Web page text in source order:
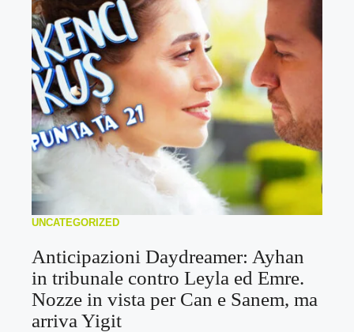
UNCATEGORIZED
Anticipazioni Daydreamer: Ayhan
in tribunale contro Leyla ed Emre.
Nozze in vista per Can e Sanem, ma
arriva Yigit